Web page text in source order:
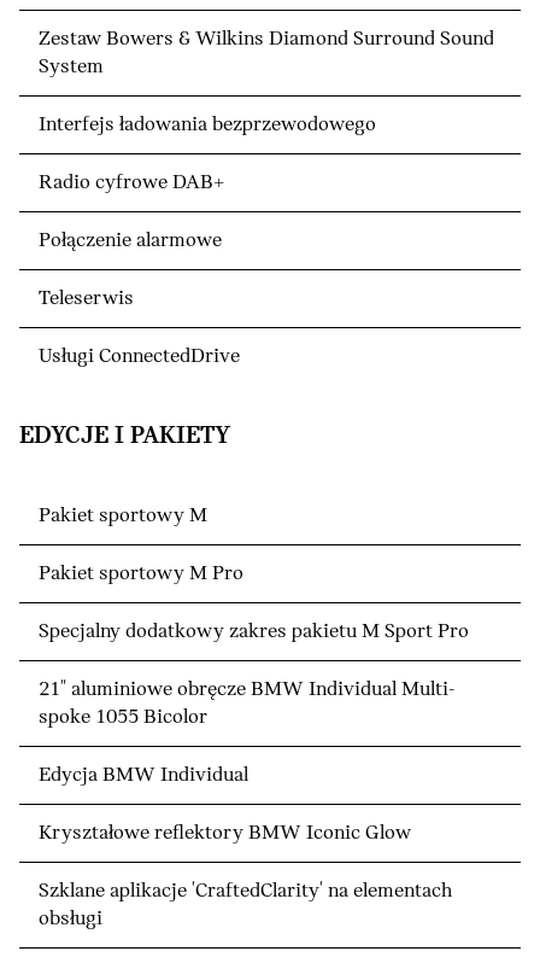
Zestaw Bowers & Wilkins Diamond Surround Sound
System
Interfejs ładowania bezprzewodowego
Radio cyfrowe DAB+
Połączenie alarmowe
Teleserwis
Usługi ConnectedDrive
EDYCJE I PAKIETY
Pakiet sportowy M
Pakiet sportowy M Pro
Specjalny dodatkowy zakres pakietu M Sport Pro
21" aluminiowe obręcze BMW Individual Multi-
spoke 1055 Bicolor
Edycja BMW Individual
Kryształowe reflektory BMW Iconic Glow
Szklane aplikacje 'CraftedClarity' na elementach
obsługi